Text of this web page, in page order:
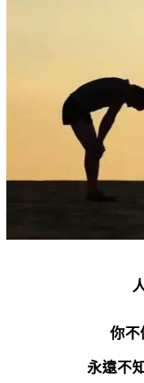
你不
永遠不